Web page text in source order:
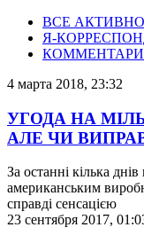
ВСЕ
Я-
4 марта 2018, 23:32
УГОДА НА
АЛЕ ЧИ
За останні кілька
американським
справді сенсацією
23 сентября 2017,